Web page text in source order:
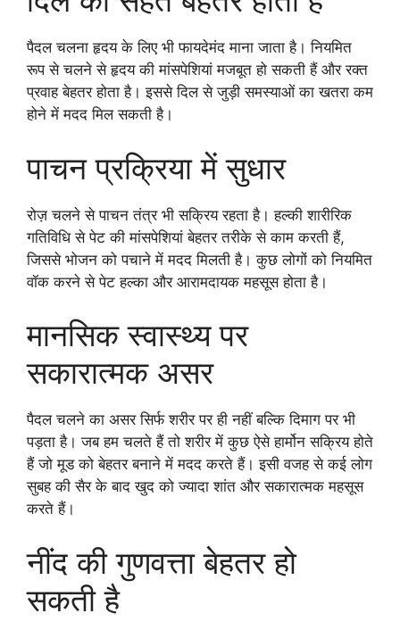
पैदल चलना हृदय के लिए भी फायदेमंद माना जाता है। नियमित
रूप से चलने से हृदय की मांसपेशियां मजबूत हो सकती हैं और रक्त
प्रवाह बेहतर होता है। इससे दिल से जुड़ी समस्याओं का खतरा कम
होने में मदद मिल सकती है।
पाचन प्रक्रिया में सुधार
रोज़ चलने से पाचन तंत्र भी सक्रिय रहता है। हल्की शारीरिक
गतिविधि से पेट की मांसपेशियां बेहतर तरीके से काम करती हैं,
जिससे भोजन को पचाने में मदद मिलती है। कुछ लोगों को नियमित
वॉक करने से पेट हल्का और आरामदायक महसूस होता है।
मानसिक स्वास्थ्य पर
सकारात्मक असर
पैदल चलने का असर सिर्फ शरीर पर ही नहीं बल्कि दिमाग पर भी
पड़ता है। जब हम चलते हैं तो शरीर में कुछ ऐसे हार्मोन सक्रिय होते
हैं जो मूड को बेहतर बनाने में मदद करते हैं। इसी वजह से कई लोग
सुबह की सैर के बाद खुद को ज्यादा शांत और सकारात्मक महसूस
करते हैं।
नींद की गुणवत्ता बेहतर हो
सकती है